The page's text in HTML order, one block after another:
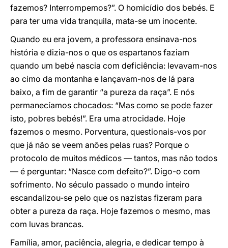
fazemos? Interrompemos?”. O homicídio dos bebés. E
para ter uma vida tranquila, mata-se um inocente.
Quando eu era jovem, a professora ensinava-nos
história e dizia-nos o que os espartanos faziam
quando um bebé nascia com deficiência: levavam-nos
ao cimo da montanha e lançavam-nos de lá para
baixo, a fim de garantir “a pureza da raça”. E nós
permanecíamos chocados: “Mas como se pode fazer
isto, pobres bebés!”. Era uma atrocidade. Hoje
fazemos o mesmo. Porventura, questionais-vos por
que já não se veem anões pelas ruas? Porque o
protocolo de muitos médicos — tantos, mas não todos
— é perguntar: “Nasce com defeito?”. Digo-o com
sofrimento. No século passado o mundo inteiro
escandalizou-se pelo que os nazistas fizeram para
obter a pureza da raça. Hoje fazemos o mesmo, mas
com luvas brancas.
Família, amor, paciência, alegria, e dedicar tempo à